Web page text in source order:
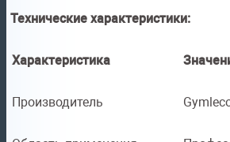
Технические характеристики:
Характеристика
Производитель